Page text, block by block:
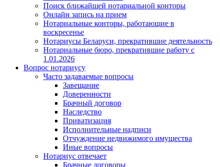
Поиск ближайшей нотариальной конторы
Онлайн запись на прием
Нотариальные конторы, работающие в
воскресенье
Нотариусы Беларуси, прекратившие деятельность
Нотариальные бюро, прекратившие работу с
1.01.2026
Вопрос нотариусу
Часто задаваемые вопросы
Завещание
Доверенности
Брачный договор
Наследство
Приватизация
Исполнительные надписи
Отчуждение недвижимого имущества
Иные вопросы
Нотариус отвечает
Брачные договоры